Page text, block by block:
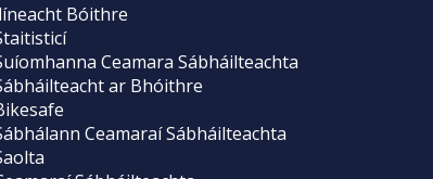
Bóithre
Ceamara Sábháilteachta
ar Bhóithre
Ceamaraí Sábháilteachta